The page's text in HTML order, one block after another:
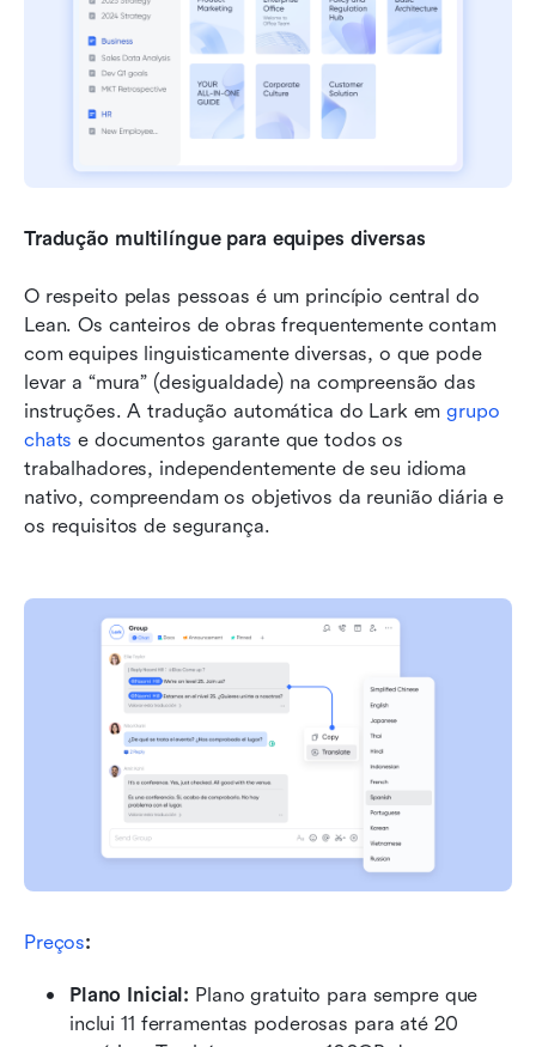
Tradução multilíngue para equipes diversas
O respeito pelas pessoas é um princípio central do
Lean. Os canteiros de obras frequentemente contam
com equipes linguisticamente diversas, o que pode
levar a “mura” (desigualdade) na compreensão das
instruções. A tradução automática do Lark em
chats e documentos garante que todos os
trabalhadores, independentemente de seu idioma
nativo, compreendam os objetivos da reunião diária e
os requisitos de segurança.
Preços:
Plano Inicial: Plano gratuito para sempre que
inclui 11 ferramentas poderosas para até 20